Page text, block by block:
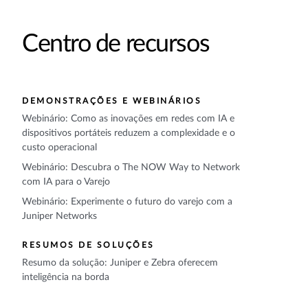
Centro de recursos
DEMONSTRAÇÕES E WEBINÁRIOS
Webinário: Como as inovações em redes com IA e
dispositivos portáteis reduzem a complexidade e o
custo operacional
Webinário: Descubra o The NOW Way to Network
com IA para o Varejo
Webinário: Experimente o futuro do varejo com a
Juniper Networks
RESUMOS DE SOLUÇÕES
Resumo da solução: Juniper e Zebra oferecem
inteligência na borda